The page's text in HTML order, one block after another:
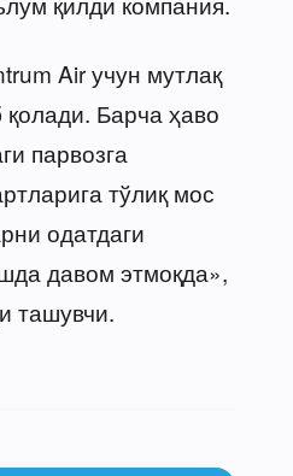
Air учун мутлақ
қолади. Барча ҳаво
парвозга
тўлиқ мос
одатдаги
давом этмоқда»,
ташувчи.